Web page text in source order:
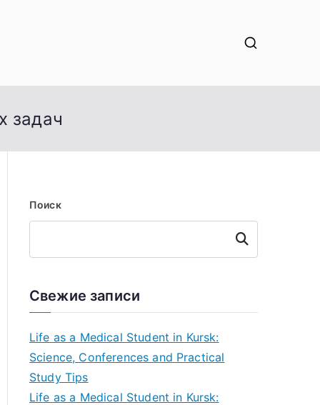
задач
Поиск
Поиск
Свежие записи
Life as a Medical Student in Kursk:
Science, Conferences and Practical
Study Tips
Life as a Medical Student in Kursk: